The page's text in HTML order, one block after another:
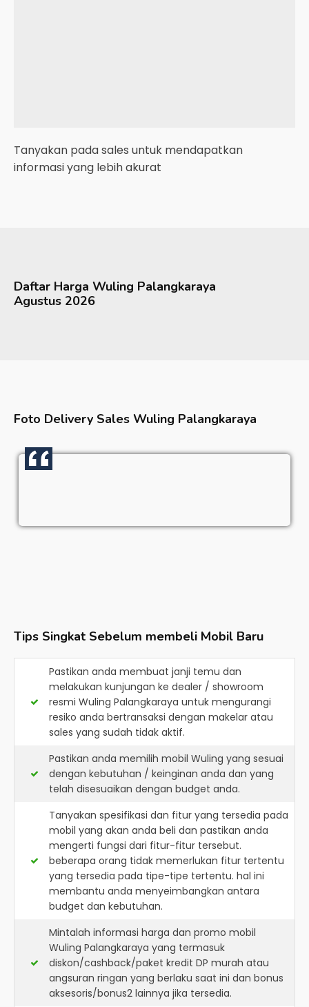
Tanyakan pada sales untuk mendapatkan
informasi yang lebih akurat
Daftar Harga Wuling Palangkaraya
Agustus 2026
Foto Delivery Sales Wuling Palangkaraya
Tips Singkat Sebelum membeli Mobil Baru
Pastikan anda membuat janji temu dan
melakukan kunjungan ke dealer / showroom
resmi Wuling Palangkaraya untuk mengurangi
resiko anda bertransaksi dengan makelar atau
sales yang sudah tidak aktif.
Pastikan anda memilih mobil Wuling yang sesuai
dengan kebutuhan / keinginan anda dan yang
telah disesuaikan dengan budget anda.
Tanyakan spesifikasi dan fitur yang tersedia pada
mobil yang akan anda beli dan pastikan anda
mengerti fungsi dari fitur-fitur tersebut.
beberapa orang tidak memerlukan fitur tertentu
yang tersedia pada tipe-tipe tertentu. hal ini
membantu anda menyeimbangkan antara
budget dan kebutuhan.
Mintalah informasi harga dan promo mobil
Wuling Palangkaraya yang termasuk
diskon/cashback/paket kredit DP murah atau
angsuran ringan yang berlaku saat ini dan bonus
aksesoris/bonus2 lainnya jika tersedia.